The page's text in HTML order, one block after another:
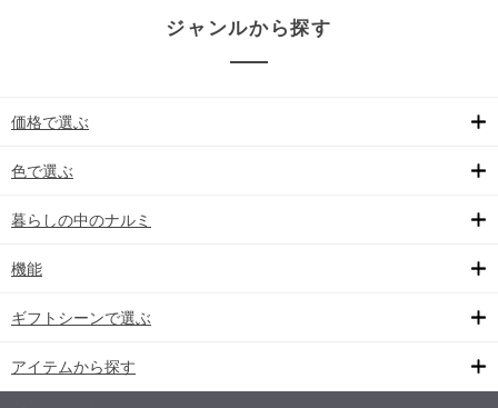
ジャンルから探す
価格で選ぶ
色で選ぶ
暮らしの中のナルミ
機能
ギフトシーンで選ぶ
アイテムから探す